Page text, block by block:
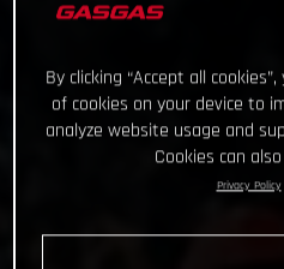
By clicking “Accept all
of cookies on your device to
analyze website usage and
Cookies can
Privacy Policy